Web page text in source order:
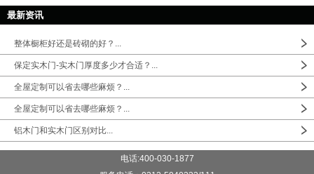
最新资讯
整体橱柜好还是砖砌的好？...
保定实木门-实木门厚度多少才合适？...
全屋定制可以省去哪些麻烦？...
全屋定制可以省去哪些麻烦？...
铝木门和实木门区别对比...
电话:400-030-1877